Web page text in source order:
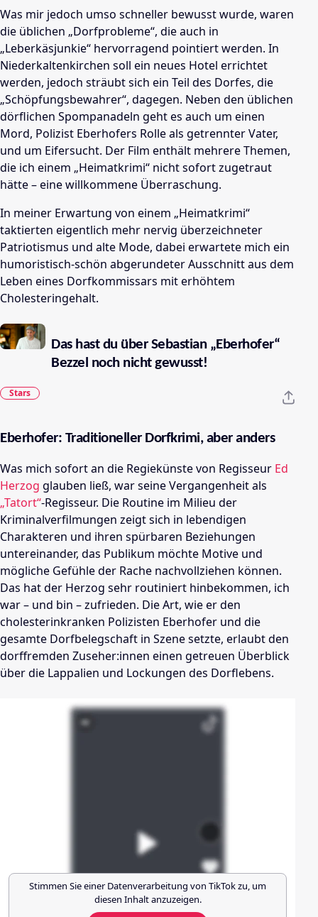
Was mir jedoch umso schneller bewusst wurde, waren
die üblichen „Dorfprobleme“, die auch in
„Leberkäsjunkie“ hervorragend pointiert werden. In
Niederkaltenkirchen soll ein neues Hotel errichtet
werden, jedoch sträubt sich ein Teil des Dorfes, die
„Schöpfungsbewahrer“, dagegen. Neben den üblichen
dörflichen Spompanadeln geht es auch um einen
Mord, Polizist Eberhofers Rolle als getrennter Vater,
und um Eifersucht. Der Film enthält mehrere Themen,
die ich einem „Heimatkrimi“ nicht sofort zugetraut
hätte – eine willkommene Überraschung.
In meiner Erwartung von einem „Heimatkrimi“
taktierten eigentlich mehr nervig überzeichneter
Patriotismus und alte Mode, dabei erwartete mich ein
humoristisch-schön abgerundeter Ausschnitt aus dem
Leben eines Dorfkommissars mit erhöhtem
Cholesteringehalt.
Das hast du über Sebastian „Eberhofer“
Bezzel noch nicht gewusst!
Stars
Eberhofer: Traditioneller Dorfkrimi, aber anders
Was mich sofort an die Regiekünste von Regisseur Ed
Herzog glauben ließ, war seine Vergangenheit als
„Tatort“-Regisseur. Die Routine im Milieu der
Kriminalverfilmungen zeigt sich in lebendigen
Charakteren und ihren spürbaren Beziehungen
untereinander, das Publikum möchte Motive und
mögliche Gefühle der Rache nachvollziehen können.
Das hat der Herzog sehr routiniert hinbekommen, ich
war – und bin – zufrieden. Die Art, wie er den
cholesterinkranken Polizisten Eberhofer und die
gesamte Dorfbelegschaft in Szene setzte, erlaubt den
dorffremden Zuseher:innen einen getreuen Überblick
über die Lappalien und Lockungen des Dorflebens.
Stimmen Sie einer Datenverarbeitung von TikTokzu, um
diesen Inhalt anzuzeigen.